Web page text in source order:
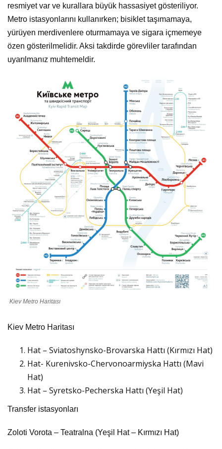
resmiyet var ve kurallara büyük hassasiyet gösteriliyor.
Metro istasyonlarını kullanırken; bisiklet taşımamaya,
yürüyen merdivenlere oturmamaya ve sigara içmemeye
özen gösterilmelidir. Aksi takdirde görevliler tarafından
uyarılmanız muhtemeldir.
Kiev Metro Haritası
Kiev Metro Haritası
Hat – Sviatoshynsko-Brovarska Hattı (Kırmızı Hat)
Hat- Kurenivsko-Chervonoarmiyska Hattı (Mavi
Hat)
Hat – Syretsko-Pecherska Hattı (Yeşil Hat)
Transfer istasyonları
Zoloti Vorota – Teatralna (Yeşil Hat – Kırmızı Hat)